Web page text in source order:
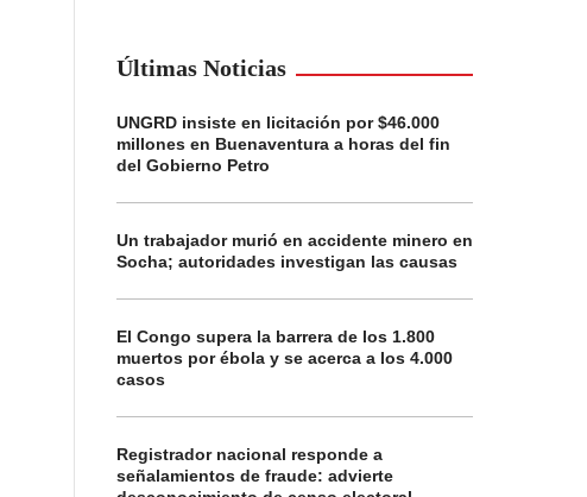
Últimas Noticias
UNGRD insiste en licitación por $46.000
millones en Buenaventura a horas del fin
del Gobierno Petro
Un trabajador murió en accidente minero en
Socha; autoridades investigan las causas
El Congo supera la barrera de los 1.800
muertos por ébola y se acerca a los 4.000
casos
Registrador nacional responde a
señalamientos de fraude: advierte